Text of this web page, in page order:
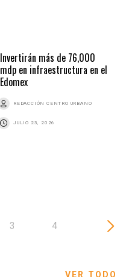
Invertirán más de 76,000
mdp en infraestructura en el
Edomex
REDACCIÓN CENTRO URBANO
JULIO 23, 2026
3 4
VER TODO